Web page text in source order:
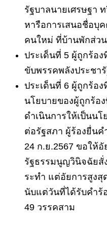
รัฐบาลนายเศรษฐา
หารือการเสนอชื่อบุ
คนใหม่ ที่บ้านพักส่ว
ประเด็นที่ 5 ผู้ถูกร้อง
ขับพรรคพลังประชา
ประเด็นที่ 6 ผู้ถูกร้อง
นโยบายของผู้ถูกร้อ
ดำเนินการให้เป็นน
ต่อรัฐสภา ผู้ร้องยื่นค
24 ก.ย.2567 ขอให้อั
รัฐธรรมนูญวินิจฉัยสั่
ระทำ แต่อัยการสูงสุ
นับแต่วันที่ได้รับคำร้
49 วรรคสาม